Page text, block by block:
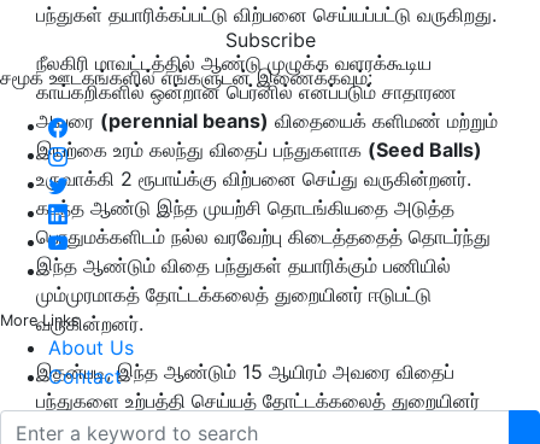
Subscribe
சமூக ஊடகங்களில் எங்களுடன் இணைக்கவும்:
More Links
About Us
Contact
பந்துகள் தயாரிக்கப்பட்டு விற்பனை செய்யப்பட்டு வருகிறது.
நீலகிரி மாவட்டத்தில் ஆண்டு முழுக்க வளரக்கூடிய
காய்கறிகளில் ஒன்றான பெர்னில் எனப்படும் சாதாரண
அவரை (perennial beans) விதையைக் களிமண் மற்றும்
இயற்கை உரம் கலந்து விதைப் பந்துகளாக (Seed Balls)
உருவாக்கி 2 ரூபாய்க்கு விற்பனை செய்து வருகின்றனர்.
கடந்த ஆண்டு இந்த முயற்சி தொடங்கியதை அடுத்த
பொதுமக்களிடம் நல்ல வரவேற்பு கிடைத்ததைத் தொடர்ந்து
இந்த ஆண்டும் விதை பந்துகள் தயாரிக்கும் பணியில்
மும்முரமாகத் தோட்டக்கலைத் துறையினர் ஈடுபட்டு
வருகின்றனர்.
இதன்படி, இந்த ஆண்டும் 15 ஆயிரம் அவரை விதைப்
பந்துகளை உற்பத்தி செய்யத் தோட்டக்கலைத் துறையினர்
திட்டமிட்டுள்ளனர்.